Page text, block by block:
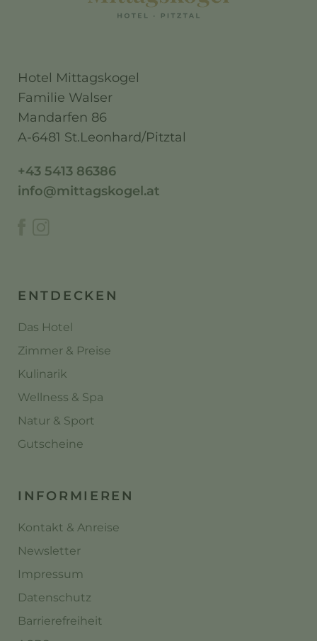
Hotel Mittagskogel
Familie Walser
Mandarfen 86
A-6481 St.Leonhard/Pitztal
+43 5413 86386
info@mittagskogel.at
ENTDECKEN
Das Hotel
Zimmer & Preise
Kulinarik
Wellness & Spa
Natur & Sport
Gutscheine
INFORMIEREN
Kontakt & Anreise
Newsletter
Impressum
Datenschutz
Barrierefreiheit